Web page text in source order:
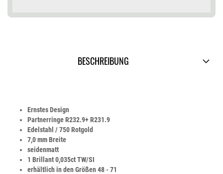
BESCHREIBUNG
Ernstes Design
Partnerringe R232.9+ R231.9
Edelstahl / 750 Rotgold
7,0 mm Breite
seidenmatt
1 Brillant 0,035ct TW/SI
erhältlich in den Größen 48 - 71